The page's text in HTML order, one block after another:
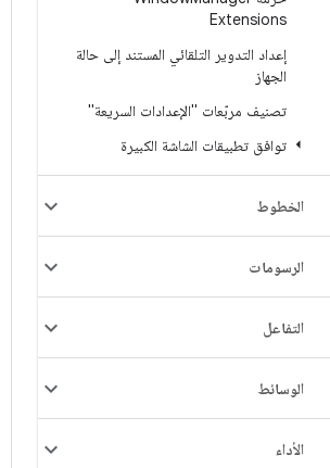
Extensions
إعداد التدوير التلقائي المستند إلى حالة
الجهاز
تصنيف مربّعات "الإعدادات السريعة"
توافق تطبيقات الشاشة الكبيرة
الخطوط
الرسومات
التفاعل
الوسائط
الأداء